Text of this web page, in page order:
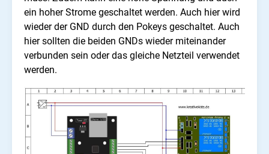
ein hoher Strome geschaltet werden. Auch hier wird
wieder der GND durch den Pokeys geschaltet. Auch
hier sollten die beiden GNDs wieder miteinander
verbunden sein oder das gleiche Netzteil verwendet
werden.